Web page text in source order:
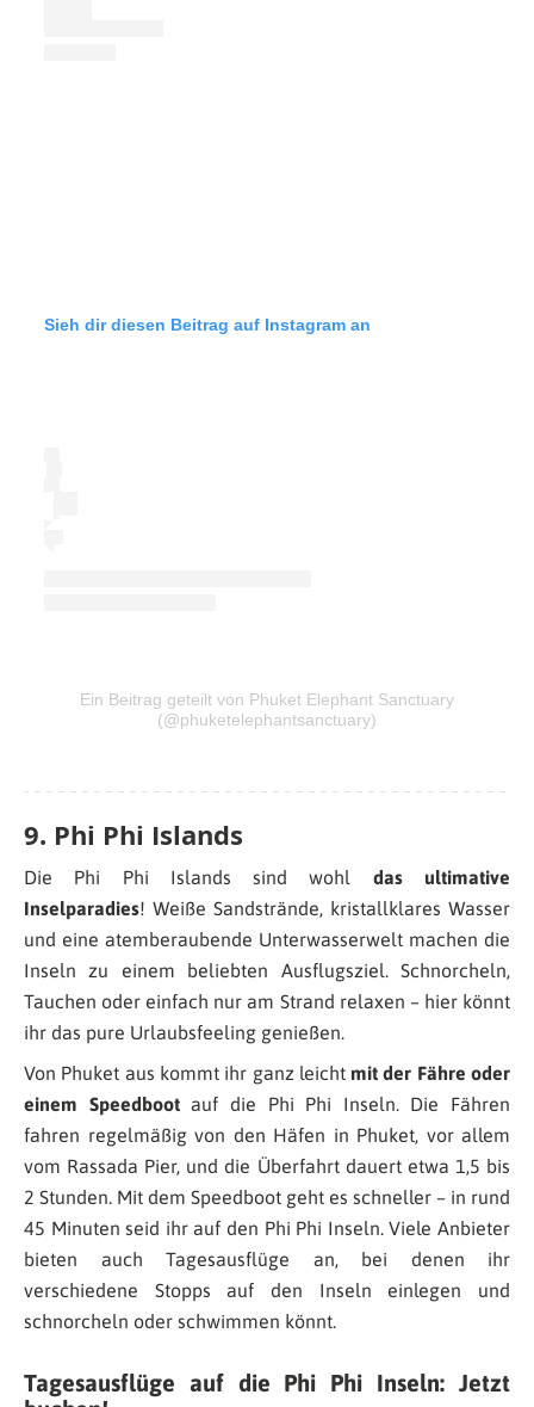
Sieh dir diesen Beitrag auf Instagram an
Ein Beitrag geteilt von Phuket Elephant Sanctuary
(@phuketelephantsanctuary)
9. Phi Phi Islands
Die Phi Phi Islands sind wohl das ultimative
Inselparadies! Weiße Sandstrände, kristallklares Wasser
und eine atemberaubende Unterwasserwelt machen die
Inseln zu einem beliebten Ausflugsziel. Schnorcheln,
Tauchen oder einfach nur am Strand relaxen – hier könnt
ihr das pure Urlaubsfeeling genießen.
Von Phuket aus kommt ihr ganz leichtmit der Fähre oder
einem Speedbootauf die Phi Phi Inseln. Die Fähren
fahren regelmäßig von den Häfen in Phuket, vor allem
vom Rassada Pier, und die Überfahrt dauert etwa 1,5 bis
2 Stunden. Mit dem Speedboot geht es schneller – in rund
45 Minuten seid ihr auf den Phi Phi Inseln. Viele Anbieter
bieten auch Tagesausflüge an, bei denen ihr
verschiedene Stopps auf den Inseln einlegen und
schnorcheln oder schwimmen könnt.
Tagesausflüge auf die Phi Phi Inseln: Jetzt